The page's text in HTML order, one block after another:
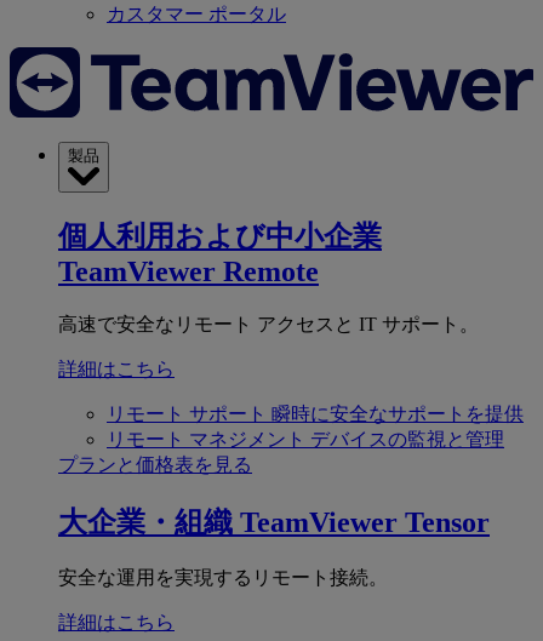
カスタマー ポータル
製品
個人利用および中小企業
TeamViewer Remote
高速で安全なリモート アクセスと IT サポート。
詳細はこちら
リモート サポート 瞬時に安全なサポートを提供
リモート マネジメント デバイスの監視と管理
プランと価格表を見る
大企業・組織 TeamViewer Tensor
安全な運用を実現するリモート接続。
詳細はこちら